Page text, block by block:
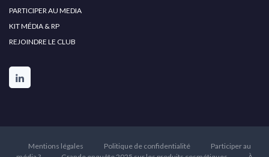
PARTICIPER AU MEDIA
KIT MÉDIA & RP
REJOINDRE LE CLUB
Mentions légales Politique de confidentialité
Participer au